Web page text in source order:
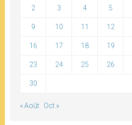
2 3 4 5
9 10 11 12
16 17 18 19
23 24 25 26
30
« Août Oct »